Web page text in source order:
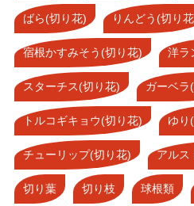
ばら(切り花) りんどう(切り
宿根かすみそう(切り花) 洋ラ
スターチス(切り花) ガーベラ
トルコギキョウ(切り花) ゆり
チューリップ(切り花) アルス
切り葉 切り枝 球根類